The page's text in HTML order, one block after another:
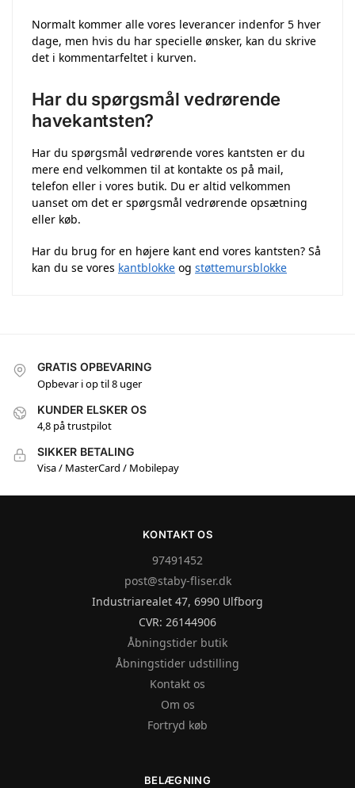
Normalt kommer alle vores leverancer indenfor 5 hver
dage, men hvis du har specielle ønsker, kan du skrive
det i kommentarfeltet i kurven.
Har du spørgsmål vedrørende
havekantsten?
Har du spørgsmål vedrørende vores kantsten er du
mere end velkommen til at kontakte os på mail,
telefon eller i vores butik. Du er altid velkommen
uanset om det er spørgsmål vedrørende opsætning
eller køb.
Har du brug for en højere kant end vores kantsten? Så
kan du se vores kantblokke og støttemursblokke
GRATIS OPBEVARING
Opbevar i op til 8 uger
KUNDER ELSKER OS
4,8 på trustpilot
SIKKER BETALING
Visa / MasterCard / Mobilepay
KONTAKT OS
97491452
post@staby-fliser.dk
Industriarealet 47, 6990 Ulfborg
CVR: 26144906
Åbningstider butik
Åbningstider udstilling
Kontakt os
Om os
Fortryd køb
BELÆGNING